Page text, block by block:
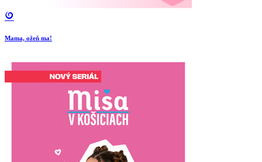
Mama, ožeň ma!